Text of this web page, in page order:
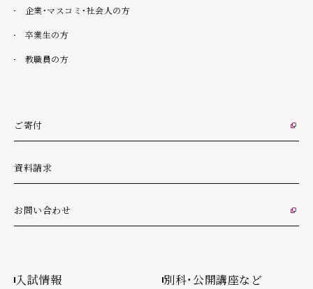
企業・マスコミ・社会人の方
卒業生の方
教職員の方
ご寄付
外部リンク
資料請求
お問い合わせ
外部リンク
入試情報 別科・公開講座など